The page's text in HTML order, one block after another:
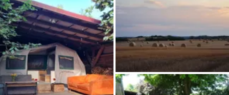
Routen
Frag Howdy
Fotoinspiration
Tipps & Inspiration